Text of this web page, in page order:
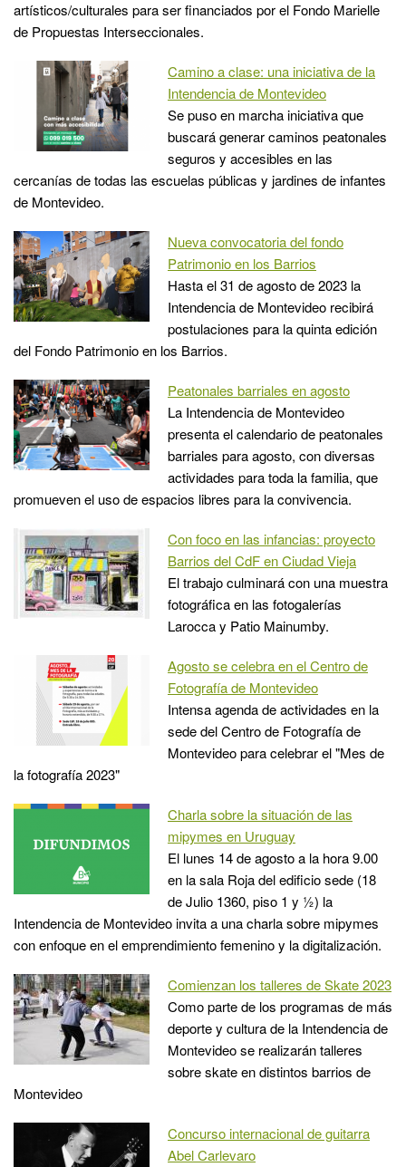
artísticos/culturales para ser financiados por el Fondo Marielle
de Propuestas Interseccionales.
Camino a clase: una iniciativa de la
Intendencia de Montevideo
Se puso en marcha iniciativa que
buscará generar caminos peatonales
seguros y accesibles en las
cercanías de todas las escuelas públicas y jardines de infantes
de Montevideo.
Nueva convocatoria del fondo
Patrimonio en los Barrios
Hasta el 31 de agosto de 2023 la
Intendencia de Montevideo recibirá
postulaciones para la quinta edición
del Fondo Patrimonio en los Barrios.
Peatonales barriales en agosto
La Intendencia de Montevideo
presenta el calendario de peatonales
barriales para agosto, con diversas
actividades para toda la familia, que
promueven el uso de espacios libres para la convivencia.
Con foco en las infancias: proyecto
Barrios del CdF en Ciudad Vieja
El trabajo culminará con una muestra
fotográfica en las fotogalerías
Larocca y Patio Mainumby.
Agosto se celebra en el Centro de
Fotografía de Montevideo
Intensa agenda de actividades en la
sede del Centro de Fotografía de
Montevideo para celebrar el "Mes de
la fotografía 2023"
Charla sobre la situación de las
mipymes en Uruguay
El lunes 14 de agosto a la hora 9.00
en la sala Roja del edificio sede (18
de Julio 1360, piso 1 y ½) la
Intendencia de Montevideo invita a una charla sobre mipymes
con enfoque en el emprendimiento femenino y la digitalización.
Comienzan los talleres de Skate 2023
Como parte de los programas de más
deporte y cultura de la Intendencia de
Montevideo se realizarán talleres
sobre skate en distintos barrios de
Montevideo
Concurso internacional de guitarra
Abel Carlevaro